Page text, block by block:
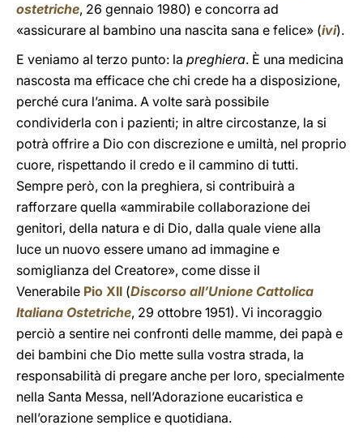
ostetriche, 26 gennaio 1980) e concorra ad
«assicurare al bambino una nascita sana e felice» (ivi).
E veniamo al terzo punto: la preghiera. È una medicina
nascosta ma efficace che chi crede ha a disposizione,
perché cura l’anima. A volte sarà possibile
condividerla con i pazienti; in altre circostanze, la si
potrà offrire a Dio con discrezione e umiltà, nel proprio
cuore, rispettando il credo e il cammino di tutti.
Sempre però, con la preghiera, si contribuirà a
rafforzare quella «ammirabile collaborazione dei
genitori, della natura e di Dio, dalla quale viene alla
luce un nuovo essere umano ad immagine e
somiglianza del Creatore», come disse il
Venerabile Pio XII (Discorso all’Unione Cattolica
Italiana Ostetriche, 29 ottobre 1951). Vi incoraggio
perciò a sentire nei confronti delle mamme, dei papà e
dei bambini che Dio mette sulla vostra strada, la
responsabilità di pregare anche per loro, specialmente
nella Santa Messa, nell’Adorazione eucaristica e
nell’orazione semplice e quotidiana.